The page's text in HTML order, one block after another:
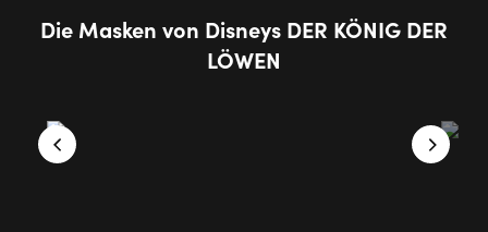
Die Mas­ken von Dis­neys DER KÖNIG DER
LÖWEN